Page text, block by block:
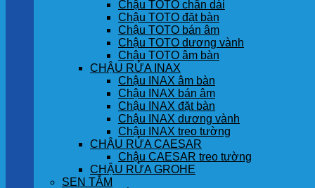
Chậu TOTO chân dài
Chậu TOTO đặt bàn
Chậu TOTO bán âm
Chậu TOTO dương vành
Chậu TOTO âm bàn
CHẬU RỬA INAX
Chậu INAX âm bàn
Chậu INAX bán âm
Chậu INAX đặt bàn
Chậu INAX dương vành
Chậu INAX treo tường
CHẬU RỬA CAESAR
Chậu CAESAR treo tường
CHẬU RỬA GROHE
SEN TẮM